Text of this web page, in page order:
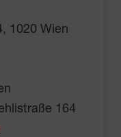
1020 Wien
164